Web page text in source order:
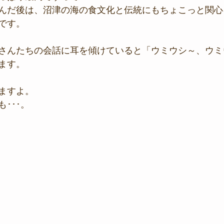
だ後は、沼津の海の食文化と伝統にもちょこっと関
す。
んたちの会話に耳を傾けていると「ウミウシ～、ウ
す。
すよ。
･･･。